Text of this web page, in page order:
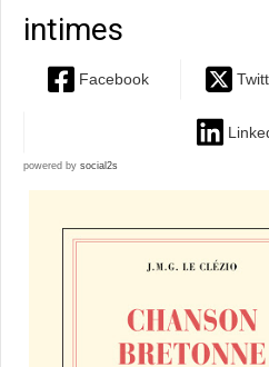
intimes
Facebook
powered by social2s